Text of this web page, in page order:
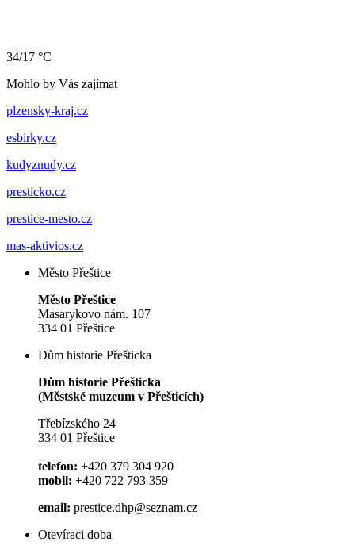
34/17 °C
Mohlo by Vás zajímat
plzensky-kraj.cz
esbirky.cz
kudyznudy.cz
presticko.cz
prestice-mesto.cz
mas-aktivios.cz
Město Přeštice
Město Přeštice
Masarykovo nám. 107
334 01 Přeštice
Dům historie Přešticka
Dům historie Přešticka
(Městské muzeum v Přešticích)
Třebízského 24
334 01 Přeštice
telefon: +420 379 304 920
mobil: +420 722 793 359
email: prestice.dhp@seznam.cz
Otevíraci doba